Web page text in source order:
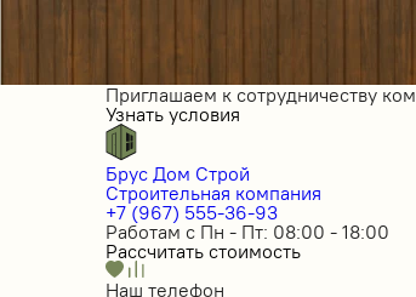
Приглашаем к сотрудничеству
Узнать условия
Брус Дом Строй
Строительная компания
+7 (967) 555-36-93
Работам с Пн - Пт: 08:00 - 18:00
Рассчитать стоимость
Наш телефон